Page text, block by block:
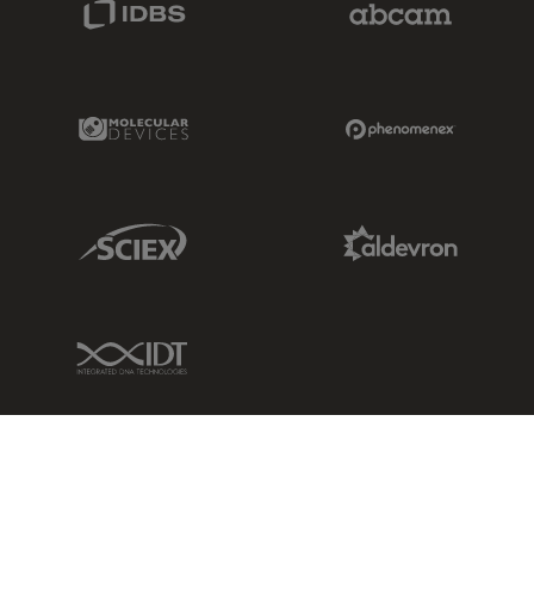
Molecular Devices Link
Sciex Link
IDT Link